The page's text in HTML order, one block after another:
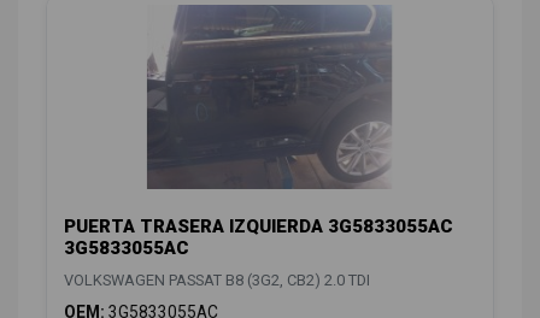
PUERTA TRASERA IZQUIERDA 3G5833055AC
3G5833055AC
VOLKSWAGEN PASSAT B8 (3G2, CB2) 2.0 TDI
OEM: 3G5833055AC